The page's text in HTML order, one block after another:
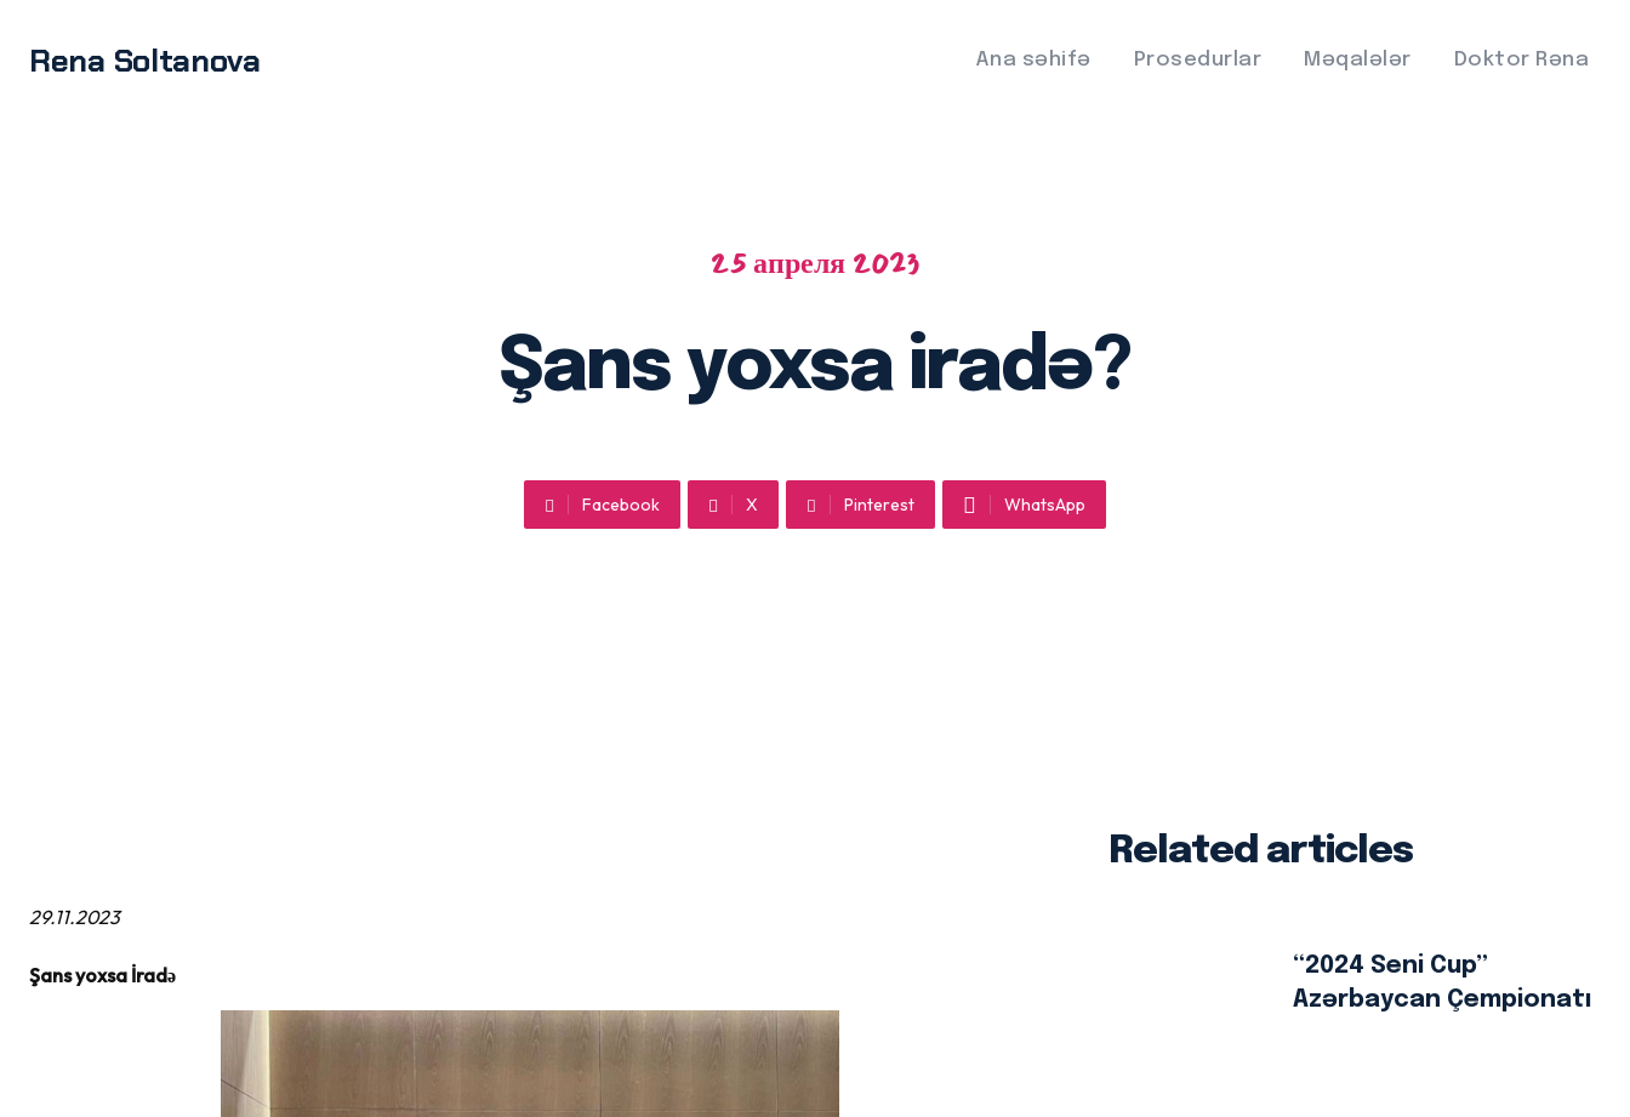
Rena Soltanova Ana səhifə Prosedurlar Məqalələr Doktor Rəna
25 апреля 2023
Şans yoxsa iradə?
Facebook X Pinterest WhatsApp
29.11.2023
Şans yoxsa İradə
Related articles
“2024 Seni Cup”
Azərbaycan Çempionatı